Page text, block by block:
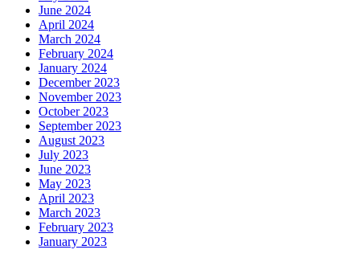
June 2024
April 2024
March 2024
February 2024
January 2024
December 2023
November 2023
October 2023
September 2023
August 2023
July 2023
June 2023
May 2023
April 2023
March 2023
February 2023
January 2023